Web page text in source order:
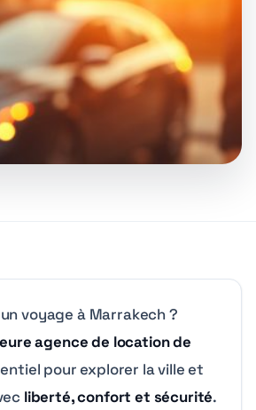
voyage à Marrakech ?
agence de location de
pour explorer la ville et
liberté, confort et sécurité.